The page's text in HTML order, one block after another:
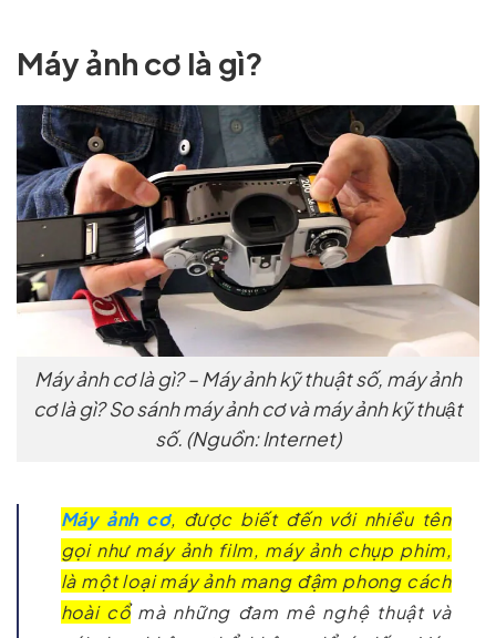
Máy ảnh cơ là gì?
Máy ảnh cơ là gì? – Máy ảnh kỹ thuật số, máy ảnh
cơ là gì? So sánh máy ảnh cơ và máy ảnh kỹ thuật
số. (Nguồn: Internet)
Máy ảnh cơ, được biết đến với nhiều tên
gọi như máy ảnh film, máy ảnh chụp phim,
là một loại máy ảnh mang đậm phong cách
hoài cổmà những đam mê nghệ thuật và